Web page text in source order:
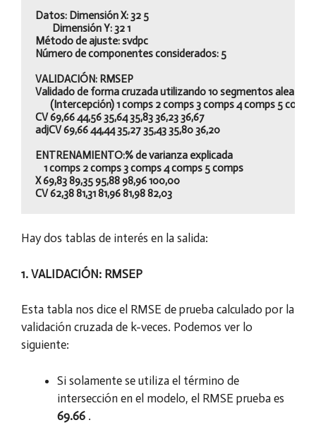
Datos: Dimensión X: 32 5
Método de ajuste: svdpc
Número de componentes considerados: 5
VALIDACIÓN: RMSEP
Validado de forma cruzada utilizando 10 segmentos
       (Intercepción) 1 comps 2 comps 3 comps 4 comps 5 comps
CV 69,66 44,56 35,64 35,83 36,23 36,67
adjCV 69,66 44,44 35,27 35,43 35,80 36,20
ENTRENAMIENTO:% de varianza explicada
    1 comps 2 comps 3 comps 4 comps 5 comps
X 69,83 89,35 95,88 98,96 100,00
Hay dos tablas de interés en la salida:
1. VALIDACIÓN: RMSEP
Esta tabla nos dice el RMSE de prueba calculado por la
validación cruzada de k-veces. Podemos ver lo
siguiente:
Si solamente se utiliza el término de
intersección en el modelo, el RMSE prueba es
69.66 .